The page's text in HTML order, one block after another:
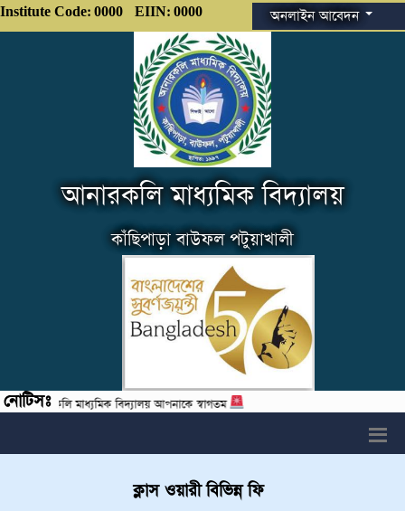
Institute Code: 0000 EIIN: 0000 অনলাইন আবেদন
আনারকলি মাধ্যমিক বিদ্যালয়
কাঁছিপাড়া বাউফল পটুয়াখালী
নোটিসঃ
আনারকলি মাধ্যমিক বিদ্যালয় আপনাকে স্বাগতম
ক্লাস ওয়ারী বিভিন্ন ফি